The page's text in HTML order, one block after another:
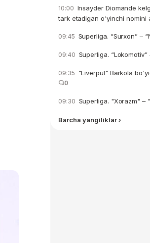
10:00 Insayder Diomande
tark etadigan o'yinchi nomini
09:45 Superliga. “Surxon” –
09:40 Superliga. “Lokomotiv”
09:35 "Liverpul" Barkola
0
09:30 Superliga. "Xorazm" –
Barcha yangiliklar ›